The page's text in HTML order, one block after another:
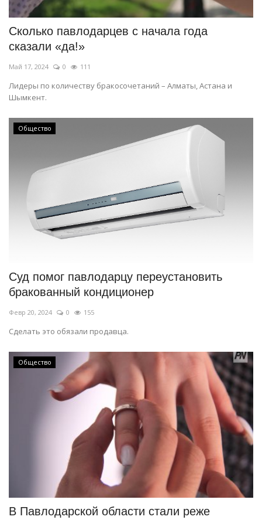
Сколько павлодарцев с начала года
сказали «да!»
Май 17, 2024 0 111
Лидеры по количеству бракосочетаний – Алматы, Астана и
Шымкент.
Общество
Суд помог павлодарцу переустановить
бракованный кондиционер
Февр 20, 2024 0 155
Сделать это обязали продавца.
Общество
В Павлодарской области стали реже